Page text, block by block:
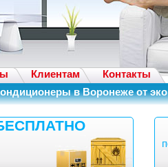
Клиентам Контакты
в Воронеже от